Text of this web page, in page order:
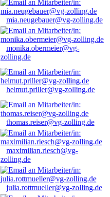
mia.neugebauer@vg-zolling.de
monika.obermeier@vg-
zolling.de
helmut.priller@vg-zolling.de
thomas.reiser@vg-zolling.de
maximilian.riesch@vg-
zolling.de
julia.rottmueller@vg-zolling.de